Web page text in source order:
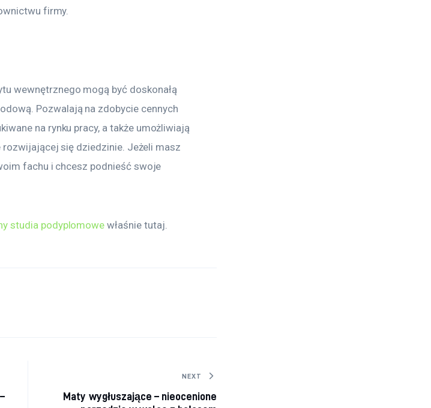
firmy.
wewnętrznego mogą być doskonałą
Pozwalają na zdobycie cennych
na rynku pracy, a także umożliwiają
się dziedzinie. Jeżeli masz
fachu i chcesz podnieść swoje
studia podyplomowe właśnie tutaj.
NEXT
Maty wygłuszające – nieocenione